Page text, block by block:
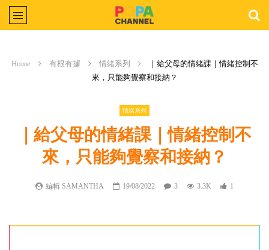
Home 有根有據 情緒系列
｜給父母的情緒課｜情緒控制不
來，只能夠覺察和接納？
情緒系列
｜給父母的情緒課｜情緒控制不
來，只能夠覺察和接納？
編輯 SAMANTHA 19/08/2022 3 3.3K 1